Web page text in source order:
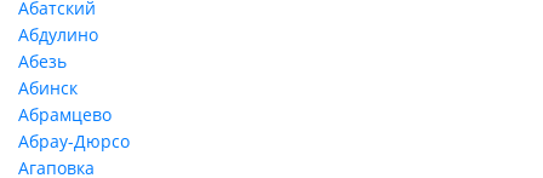
Абатский
Абдулино
Абезь
Абинск
Абрамцево
Абрау-Дюрсо
Агаповка